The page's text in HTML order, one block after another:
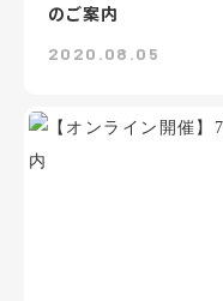
のご案内
2020.08.05